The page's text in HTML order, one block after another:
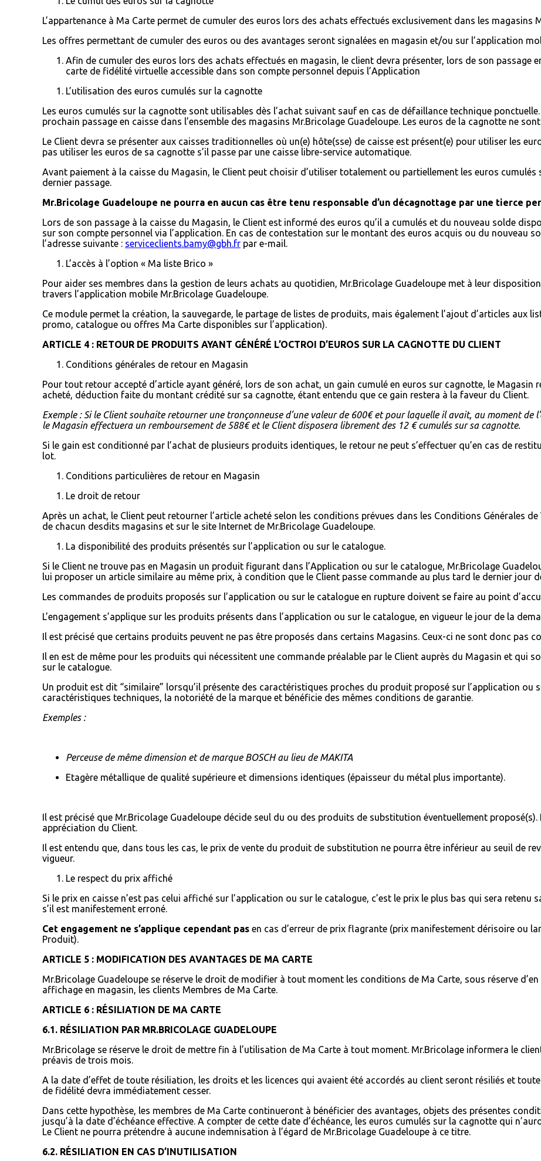
L’appartenance à Ma Carte permet de cumuler des euros lors des achats effectués exclusivement dans les magasins
Les offres permettant de cumuler des euros ou des avantages seront signalées en magasin et/ou sur l’application
Afin de cumuler des euros lors des achats effectués en magasin, le client devra présenter, lors de son passage
carte de fidélité virtuelle accessible dans son compte personnel depuis l’Application
L’utilisation des euros cumulés sur la cagnotte
Les euros cumulés sur la cagnotte sont utilisables dès l’achat suivant sauf en cas de défaillance technique
prochain passage en caisse dans l’ensemble des magasins Mr.Bricolage Guadeloupe. Les euros de la cagnotte ne
Le Client devra se présenter aux caisses traditionnelles où un(e) hôte(sse) de caisse est présent(e) pour utiliser les
pas utiliser les euros de sa cagnotte s’il passe par une caisse libre-service automatique.
Avant paiement à la caisse du Magasin, le Client peut choisir d’utiliser totalement ou partiellement les euros
dernier passage.
Mr.Bricolage Guadeloupe ne pourra en aucun cas être tenu responsable d’un décagnottage par une tierce
Lors de son passage à la caisse du Magasin, le Client est informé des euros qu’il a cumulés et du nouveau solde
sur son compte personnel via l’application. En cas de contestation sur le montant des euros acquis ou du nouveau
l’adresse suivante : serviceclients.bamy@gbh.fr par e-mail.
L’accès à l’option « Ma liste Brico »
Pour aider ses membres dans la gestion de leurs achats au quotidien, Mr.Bricolage Guadeloupe met à leur
travers l’application mobile Mr.Bricolage Guadeloupe.
Ce module permet la création, la sauvegarde, le partage de listes de produits, mais également l’ajout d’articles aux
promo, catalogue ou offres Ma Carte disponibles sur l’application).
ARTICLE 4 : RETOUR DE PRODUITS AYANT GÉNÉRÉ L’OCTROI D’EUROS SUR LA CAGNOTTE DU CLIENT
Conditions générales de retour en Magasin
Pour tout retour accepté d’article ayant généré, lors de son achat, un gain cumulé en euros sur cagnotte, le
acheté, déduction faite du montant crédité sur sa cagnotte, étant entendu que ce gain restera à la faveur du Client.
Exemple : Si le Client souhaite retourner une tronçonneuse d’une valeur de 600€ et pour laquelle il avait, au moment de
le Magasin effectuera un remboursement de 588€ et le Client disposera librement des 12 € cumulés sur sa cagnotte.
Si le gain est conditionné par l’achat de plusieurs produits identiques, le retour ne peut s’effectuer qu’en cas de
lot.
Conditions particulières de retour en Magasin
Le droit de retour
Après un achat, le Client peut retourner l’article acheté selon les conditions prévues dans les Conditions Générales de
de chacun desdits magasins et sur le site Internet de Mr.Bricolage Guadeloupe.
La disponibilité des produits présentés sur l’application ou sur le catalogue.
Si le Client ne trouve pas en Magasin un produit figurant dans l’Application ou sur le catalogue, Mr.Bricolage
lui proposer un article similaire au même prix, à condition que le Client passe commande au plus tard le dernier jour
Les commandes de produits proposés sur l’application ou sur le catalogue en rupture doivent se faire au point
L’engagement s’applique sur les produits présents dans l’application ou sur le catalogue, en vigueur le jour de la
Il est précisé que certains produits peuvent ne pas être proposés dans certains Magasins. Ceux-ci ne sont donc pas
Il en est de même pour les produits qui nécessitent une commande préalable par le Client auprès du Magasin et qui
sur le catalogue.
Un produit est dit “similaire” lorsqu’il présente des caractéristiques proches du produit proposé sur l’application ou
caractéristiques techniques, la notoriété de la marque et bénéficie des mêmes conditions de garantie.
Exemples :
Perceuse de même dimension et de marque BOSCH au lieu de MAKITA
Etagère métallique de qualité supérieure et dimensions identiques (épaisseur du métal plus importante).
Il est précisé que Mr.Bricolage Guadeloupe décide seul du ou des produits de substitution éventuellement proposé(s).
appréciation du Client.
Il est entendu que, dans tous les cas, le prix de vente du produit de substitution ne pourra être inférieur au seuil de
vigueur.
Le respect du prix affiché
Si le prix en caisse n’est pas celui affiché sur l’application ou sur le catalogue, c’est le prix le plus bas qui sera retenu
s’il est manifestement erroné.
Cet engagement ne s’applique cependant pas en cas d’erreur de prix flagrante (prix manifestement dérisoire ou
Produit).
ARTICLE 5 : MODIFICATION DES AVANTAGES DE MA CARTE
Mr.Bricolage Guadeloupe se réserve le droit de modifier à tout moment les conditions de Ma Carte, sous réserve
affichage en magasin, les clients Membres de Ma Carte.
ARTICLE 6 : RÉSILIATION DE MA CARTE
6.1. RÉSILIATION PAR MR.BRICOLAGE GUADELOUPE
Mr.Bricolage se réserve le droit de mettre fin à l’utilisation de Ma Carte à tout moment. Mr.Bricolage informera le
préavis de trois mois.
A la date d’effet de toute résiliation, les droits et les licences qui avaient été accordés au client seront résiliés et
de fidélité devra immédiatement cesser.
Dans cette hypothèse, les membres de Ma Carte continueront à bénéficier des avantages, objets des présentes
jusqu’à la date d’échéance effective. A compter de cette date d’échéance, les euros cumulés sur la cagnotte qui
Le Client ne pourra prétendre à aucune indemnisation à l’égard de Mr.Bricolage Guadeloupe à ce titre.
6.2. RÉSILIATION EN CAS D’INUTILISATION